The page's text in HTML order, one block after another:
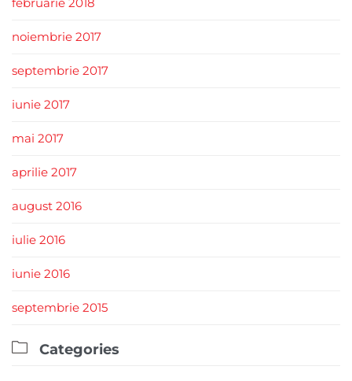
noiembrie 2017
septembrie 2017
iunie 2017
mai 2017
aprilie 2017
august 2016
iulie 2016
iunie 2016
septembrie 2015
 Categories